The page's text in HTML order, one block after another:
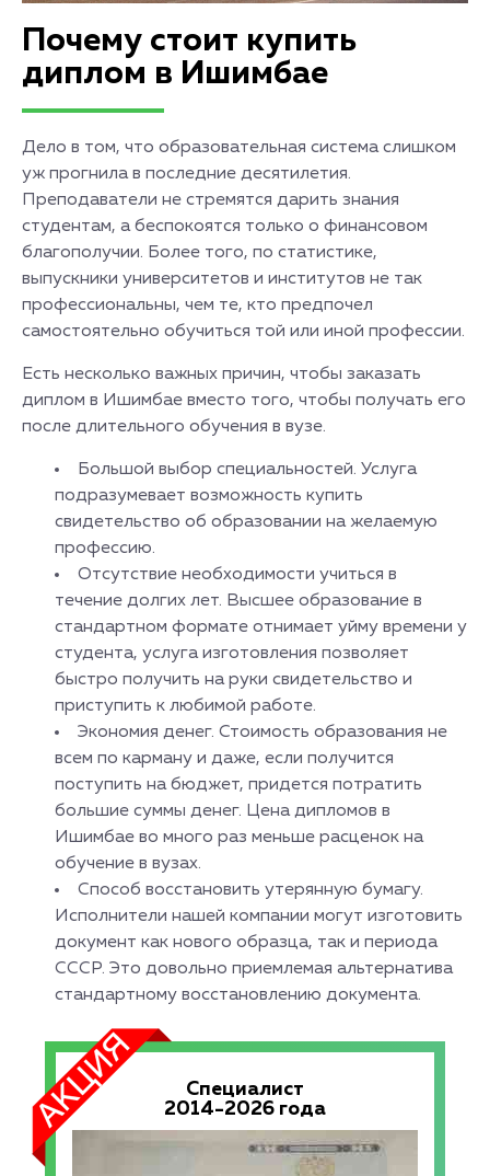
Почему стоит купить
диплом в Ишимбае
Дело в том, что образовательная система слишком
уж прогнила в последние десятилетия.
Преподаватели не стремятся дарить знания
студентам, а беспокоятся только о финансовом
благополучии. Более того, по статистике,
выпускники университетов и институтов не так
профессиональны, чем те, кто предпочел
самостоятельно обучиться той или иной профессии.
Есть несколько важных причин, чтобы заказать
диплом в Ишимбае вместо того, чтобы получать его
после длительного обучения в вузе.
Большой выбор специальностей. Услуга
подразумевает возможность купить
свидетельство об образовании на желаемую
профессию.
Отсутствие необходимости учиться в
течение долгих лет. Высшее образование в
стандартном формате отнимает уйму времени у
студента, услуга изготовления позволяет
быстро получить на руки свидетельство и
приступить к любимой работе.
Экономия денег. Стоимость образования не
всем по карману и даже, если получится
поступить на бюджет, придется потратить
большие суммы денег. Цена дипломов в
Ишимбае во много раз меньше расценок на
обучение в вузах.
Способ восстановить утерянную бумагу.
Исполнители нашей компании могут изготовить
документ как нового образца, так и периода
СССР. Это довольно приемлемая альтернатива
стандартному восстановлению документа.
Специалист
2014-2026 года